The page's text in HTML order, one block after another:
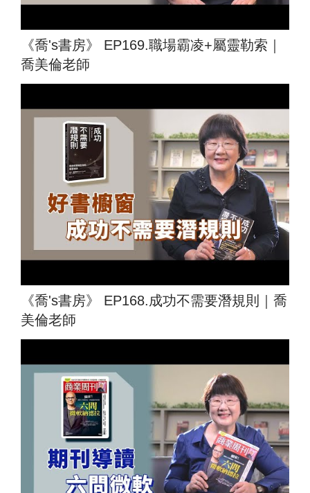
《喬's書房》 EP169.職場霸凌+屬靈勒索｜
喬美倫老師
《喬's書房》 EP168.成功不需要潛規則｜喬
美倫老師